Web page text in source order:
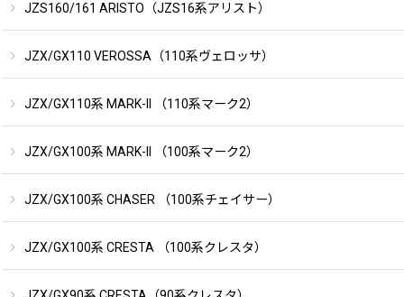
JZS160/161 ARISTO（JZS16系アリスト）
JZX/GX110 VEROSSA（110系ヴェロッサ）
JZX/GX110系 MARK-II （110系マーク2）
JZX/GX100系 MARK-II （100系マーク2）
JZX/GX100系 CHASER （100系チェイサー）
JZX/GX100系 CRESTA （100系クレスタ）